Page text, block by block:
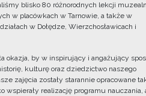
blisko 80 różnorodnych lekcji
w placówkach w Tarnowie, a także w
w Dołędze, Wierzchosławicach i
okazja, by w inspirujący i angażujący
kulturę oraz dziedzictwo naszego
zajęcia zostały starannie opracowane
wspierały realizację programu nauczania,